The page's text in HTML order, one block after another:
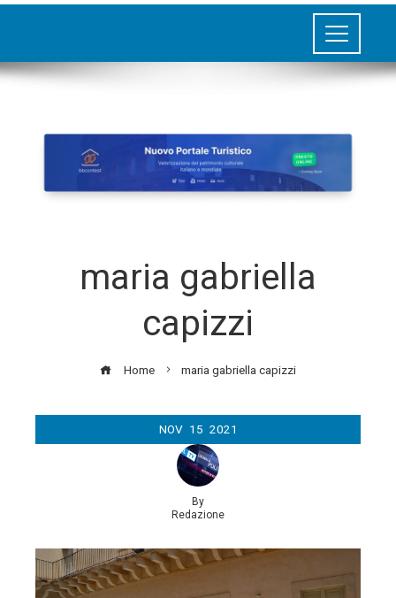
maria gabriella
capizzi
Home maria gabriella capizzi
NOV 15 2021
By
Redazione